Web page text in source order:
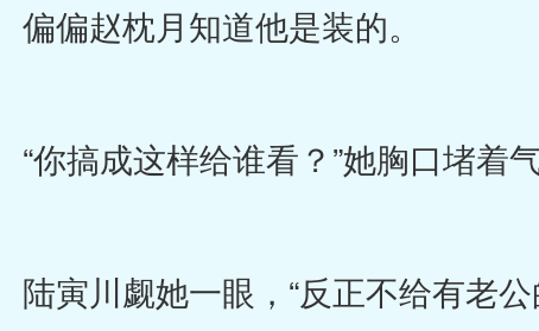
偏偏赵枕月知道他是装的。
“你搞成这样给谁看？”她胸口堵着
陆寅川觑她一眼，“反正不给有老公